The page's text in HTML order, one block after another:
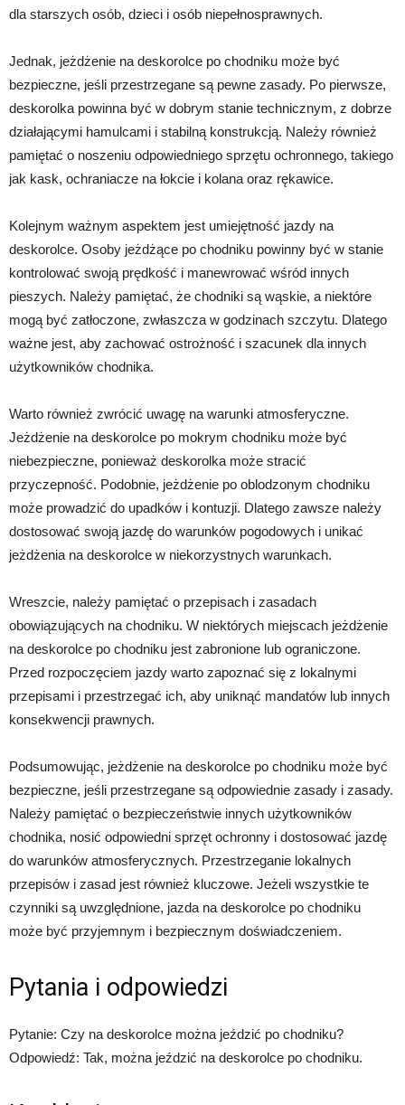
dla starszych osób, dzieci i osób niepełnosprawnych.
Jednak, jeżdżenie na deskorolce po chodniku może być
bezpieczne, jeśli przestrzegane są pewne zasady. Po pierwsze,
deskorolka powinna być w dobrym stanie technicznym, z dobrze
działającymi hamulcami i stabilną konstrukcją. Należy również
pamiętać o noszeniu odpowiedniego sprzętu ochronnego, takiego
jak kask, ochraniacze na łokcie i kolana oraz rękawice.
Kolejnym ważnym aspektem jest umiejętność jazdy na
deskorolce. Osoby jeżdżące po chodniku powinny być w stanie
kontrolować swoją prędkość i manewrować wśród innych
pieszych. Należy pamiętać, że chodniki są wąskie, a niektóre
mogą być zatłoczone, zwłaszcza w godzinach szczytu. Dlatego
ważne jest, aby zachować ostrożność i szacunek dla innych
użytkowników chodnika.
Warto również zwrócić uwagę na warunki atmosferyczne.
Jeżdżenie na deskorolce po mokrym chodniku może być
niebezpieczne, ponieważ deskorolka może stracić
przyczepność. Podobnie, jeżdżenie po oblodzonym chodniku
może prowadzić do upadków i kontuzji. Dlatego zawsze należy
dostosować swoją jazdę do warunków pogodowych i unikać
jeżdżenia na deskorolce w niekorzystnych warunkach.
Wreszcie, należy pamiętać o przepisach i zasadach
obowiązujących na chodniku. W niektórych miejscach jeżdżenie
na deskorolce po chodniku jest zabronione lub ograniczone.
Przed rozpoczęciem jazdy warto zapoznać się z lokalnymi
przepisami i przestrzegać ich, aby uniknąć mandatów lub innych
konsekwencji prawnych.
Podsumowując, jeżdżenie na deskorolce po chodniku może być
bezpieczne, jeśli przestrzegane są odpowiednie zasady i zasady.
Należy pamiętać o bezpieczeństwie innych użytkowników
chodnika, nosić odpowiedni sprzęt ochronny i dostosować jazdę
do warunków atmosferycznych. Przestrzeganie lokalnych
przepisów i zasad jest również kluczowe. Jeżeli wszystkie te
czynniki są uwzględnione, jazda na deskorolce po chodniku
może być przyjemnym i bezpiecznym doświadczeniem.
Pytania i odpowiedzi
Pytanie: Czy na deskorolce można jeździć po chodniku?
Odpowiedź: Tak, można jeździć na deskorolce po chodniku.